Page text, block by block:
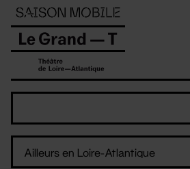
Panneau de gestion des cookies